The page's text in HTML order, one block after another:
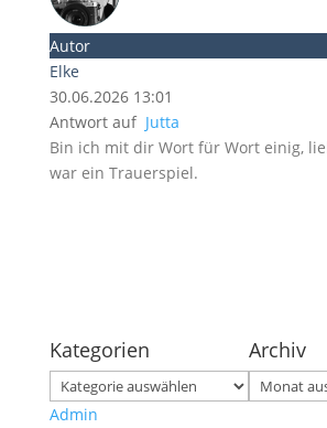
Autor
Elke
30.06.2026 13:01
Antwort auf Jutta
Bin ich mit dir Wort für Wort einig,
war ein Trauerspiel.
Kategorien
Kategorien
Archiv
Archiv
Admin